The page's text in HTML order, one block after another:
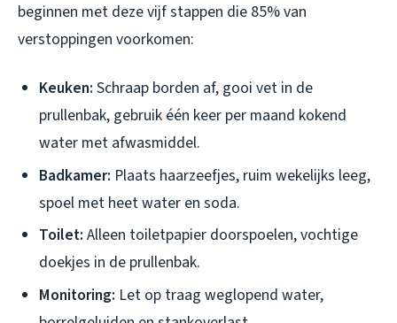
beginnen met deze vijf stappen die 85% van
verstoppingen voorkomen:
Keuken: Schraap borden af, gooi vet in de
prullenbak, gebruik één keer per maand kokend
water met afwasmiddel.
Badkamer: Plaats haarzeefjes, ruim wekelijks leeg,
spoel met heet water en soda.
Toilet: Alleen toiletpapier doorspoelen, vochtige
doekjes in de prullenbak.
Monitoring: Let op traag weglopend water,